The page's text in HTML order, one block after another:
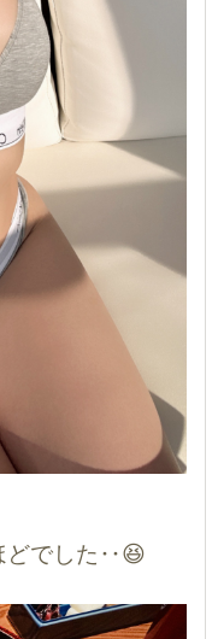
どでした‥😆